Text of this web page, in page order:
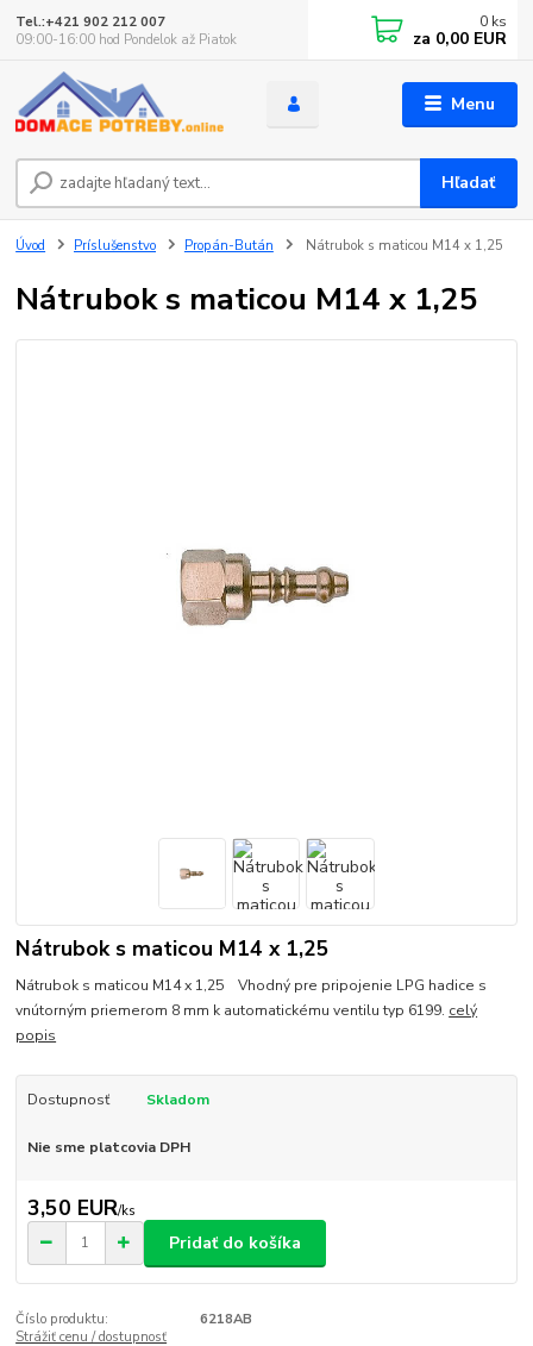
Menu
Hľadať
Tel.:+421 902 212 007
09:00-16:00 hod Pondelok až Piatok
0 ks
za 0,00 EUR
Úvod Príslušenstvo Propán-Bután Nátrubok s maticou M14 x 1,25
Nátrubok s maticou M14 x 1,25
Nátrubok s maticou M14 x 1,25
Nátrubok s maticou M14 x 1,25 Vhodný pre pripojenie LPG hadice s
vnútorným priemerom 8 mm k automatickému ventilu typ 6199. celý
popis
Dostupnosť Skladom
Nie sme platcovia DPH
3,50 EUR/ks
Pridať do košíka
Číslo produktu:
6218AB
Strážiť cenu / dostupnosť